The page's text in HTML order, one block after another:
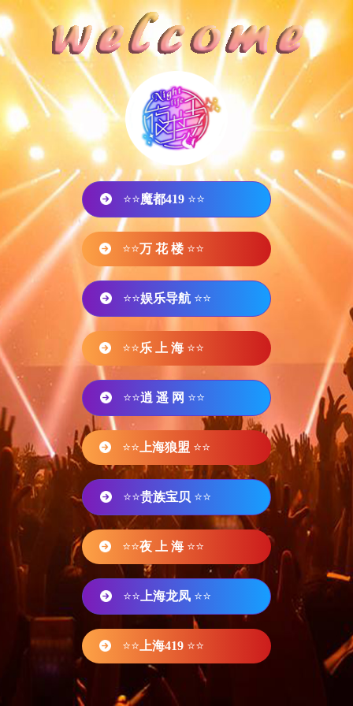
⭐⭐魔都419 ⭐⭐
⭐⭐万 花 楼 ⭐⭐
⭐⭐娱乐导航 ⭐⭐
⭐⭐乐 上 海 ⭐⭐
⭐⭐逍 遥 网 ⭐⭐
⭐⭐ 上海狼盟 ⭐⭐
⭐⭐贵族宝贝 ⭐⭐
⭐⭐夜 上 海 ⭐⭐
⭐⭐ 上海龙凤 ⭐⭐
⭐⭐ 上海419 ⭐⭐